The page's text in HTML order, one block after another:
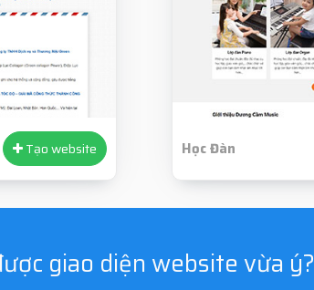
Tạo website Học Đàn
giao diện website vừa ý?